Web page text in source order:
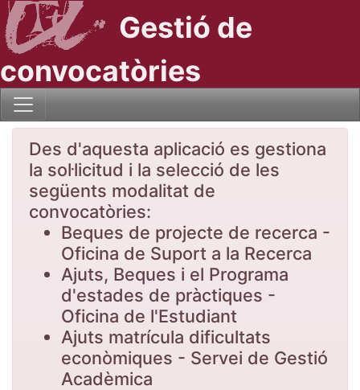
Gestió de
convocatòries
Des d'aquesta aplicació es gestiona
la sol·licitud i la selecció de les
següents modalitat de
convocatòries:
Beques de projecte de recerca -
Oficina de Suport a la Recerca
Ajuts, Beques i el Programa
d'estades de pràctiques -
Oficina de l'Estudiant
Ajuts matrícula dificultats
econòmiques - Servei de Gestió
Acadèmica